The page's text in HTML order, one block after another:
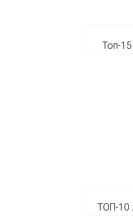
Топ-
ТОП-10